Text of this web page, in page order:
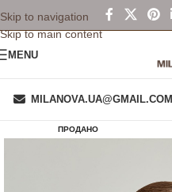
Skip to navigation
Skip to main content
MENU
MILANOVA.UA@GMAIL.COM
ПРОДАНО